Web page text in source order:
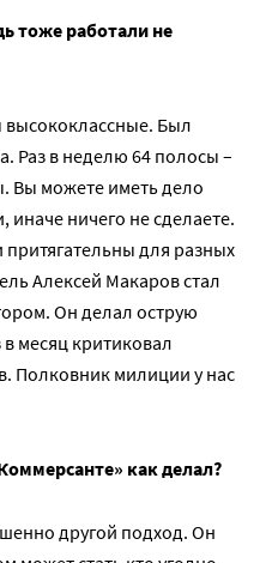
тоже работали не
Был
Раз в неделю 64 полосы –
Вы можете иметь дело
ничего не сделаете.
для разных
Алексей Макаров стал
Он делал острую
в месяц критиковал
Полковник милиции у нас
как делал?
другой подход. Он